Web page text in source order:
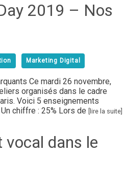
2019 – Nos
Marketing Digital
Ce mardi 26 novembre,
organisés dans le cadre
Voici 5 enseignements
chiffre : 25% Lors de
[lire la suite]
vocal dans le